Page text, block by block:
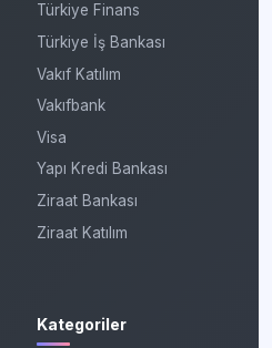
Türkiye Finans
Türkiye İş Bankası
Vakıf Katılım
Vakıfbank
Visa
Yapı Kredi Bankası
Ziraat Bankası
Ziraat Katılım
Kategoriler